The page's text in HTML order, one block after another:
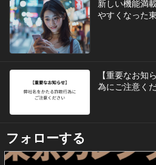
新しい機能満
やすくなった
【重要なお知
為にご注意く
フォローする